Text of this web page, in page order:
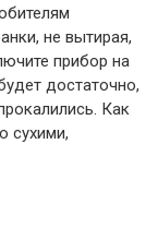
не вытирая,
прибор на
достаточно,
Как
сухими,